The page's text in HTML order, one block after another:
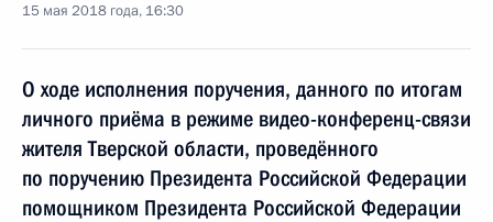
15 мая 2018 года, 16:30
О ходе исполнения поручения, данного по итогам
личного приёма в режиме видео-конференц-связи
жителя Тверской области, проведённого
по поручению Президента Российской Федерации
помощником Президента Российской Федерации